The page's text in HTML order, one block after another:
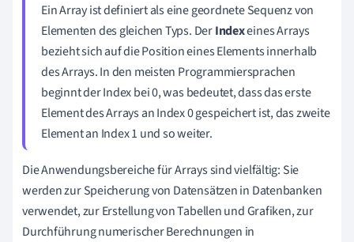
Ein Array ist definiert als eine geordnete Sequenz von
Elementen des gleichen Typs. DerIndexeines Arrays
bezieht sich auf die Position eines Elements innerhalb
des Arrays. In den meisten Programmiersprachen
beginnt der Index bei 0, was bedeutet, dass das erste
Element des Arrays an Index 0 gespeichert ist, das zweite
Element an Index 1 und so weiter.
Die Anwendungsbereiche für Arrays sind vielfältig: Sie
werden zur Speicherung von Datensätzen in Datenbanken
verwendet, zur Erstellung von Tabellen und Grafiken, zur
Durchführung numerischer Berechnungen in